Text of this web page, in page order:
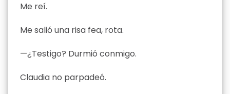
Me reí.
Me salió una risa fea, rota.
—¿Testigo? Durmió conmigo.
Claudia no parpadeó.